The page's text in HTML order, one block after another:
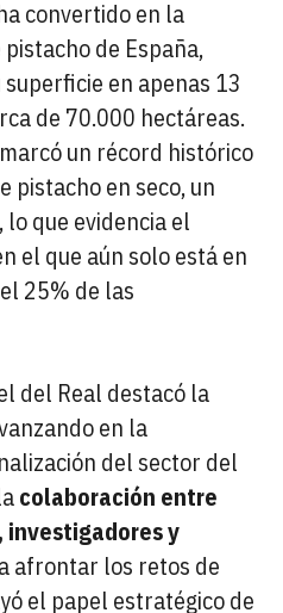
convertido en la
de España,
en apenas 13
de 70.000 hectáreas.
un récord histórico
pistacho en seco, un
que evidencia el
el que aún solo está en
25% de las
del Real destacó la
en la
del sector del
colaboración entre
y
afrontar los retos de
el papel estratégico de